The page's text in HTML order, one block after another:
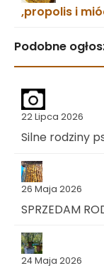
,propolis i
Podobne
22 Lipca 2026
Silne rodziny
26 Maja 2026
SPRZEDAM
24 Maja 2026